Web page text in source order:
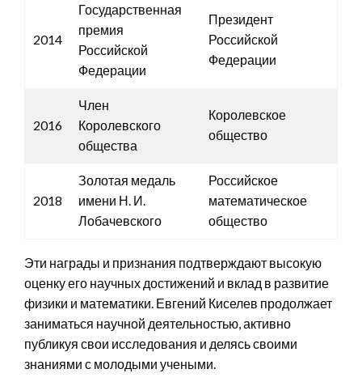
2014
Государственная
премия
Российской
Федерации
Президент
Российской
Федерации
2016
Член
Королевского
общества
Королевское
общество
2018
Золотая медаль
имени Н. И.
Лобачевского
Российское
математическое
общество
Эти награды и признания подтверждают высокую
оценку его научных достижений и вклад в развитие
физики и математики. Евгений Киселев продолжает
заниматься научной деятельностью, активно
публикуя свои исследования и делясь своими
знаниями с молодыми учеными.